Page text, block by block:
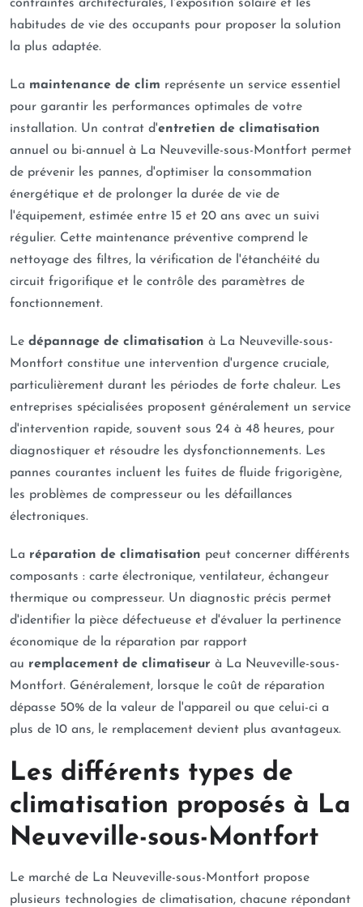
contraintes architecturales, l'exposition solaire et les
habitudes de vie des occupants pour proposer la solution
la plus adaptée.
La maintenance de clim représente un service essentiel
pour garantir les performances optimales de votre
installation. Un contrat d'entretien de climatisation
annuel ou bi-annuel à La Neuveville-sous-Montfort permet
de prévenir les pannes, d'optimiser la consommation
énergétique et de prolonger la durée de vie de
l'équipement, estimée entre 15 et 20 ans avec un suivi
régulier. Cette maintenance préventive comprend le
nettoyage des filtres, la vérification de l'étanchéité du
circuit frigorifique et le contrôle des paramètres de
fonctionnement.
Le dépannage de climatisation à La Neuveville-sous-
Montfort constitue une intervention d'urgence cruciale,
particulièrement durant les périodes de forte chaleur. Les
entreprises spécialisées proposent généralement un service
d'intervention rapide, souvent sous 24 à 48 heures, pour
diagnostiquer et résoudre les dysfonctionnements. Les
pannes courantes incluent les fuites de fluide frigorigène,
les problèmes de compresseur ou les défaillances
électroniques.
La réparation de climatisation peut concerner différents
composants : carte électronique, ventilateur, échangeur
thermique ou compresseur. Un diagnostic précis permet
d'identifier la pièce défectueuse et d'évaluer la pertinence
économique de la réparation par rapport
au remplacement de climatiseur à La Neuveville-sous-
Montfort. Généralement, lorsque le coût de réparation
dépasse 50% de la valeur de l'appareil ou que celui-ci a
plus de 10 ans, le remplacement devient plus avantageux.
Les différents types de
climatisation proposés à La
Neuveville-sous-Montfort
Le marché de La Neuveville-sous-Montfort propose
plusieurs technologies de climatisation, chacune répondant